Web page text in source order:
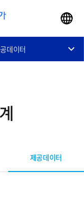
데이터
제공데이터